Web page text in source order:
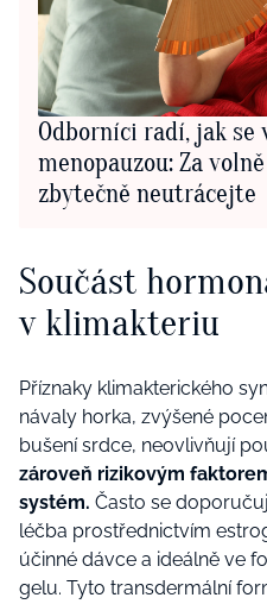
Odborníci radí, jak se
menopauzou: Za
zbytečně neutrácejte
Součást
v klimakteriu
Příznaky klimakterického
návaly horka, zvýšené
bušení srdce, neovlivňují
zároveň rizikovým
systém. Často se
léčba prostřednictvím
účinné dávce a ideálně ve
gelu. Tyto transdermální